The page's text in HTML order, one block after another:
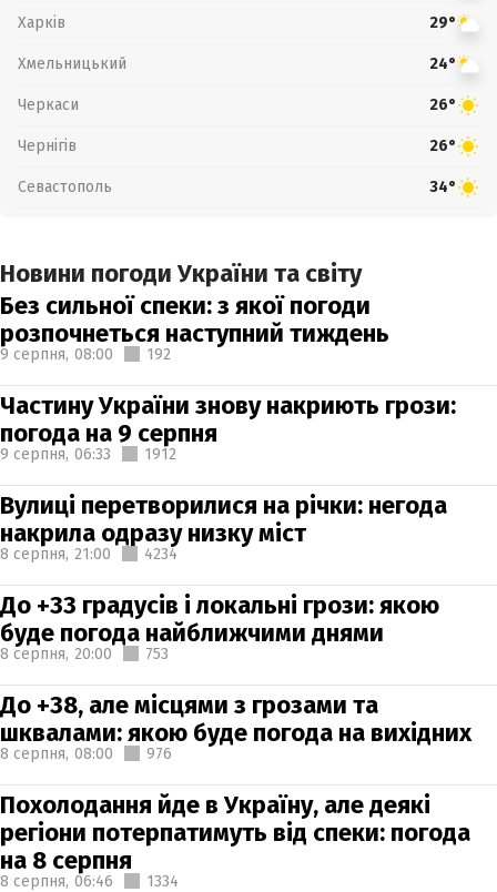
Харків 29°
Хмельницький 24°
Черкаси 26°
Чернігів 26°
Севастополь 34°
Новини погоди України та світу
Без сильної спеки: з якої погоди
розпочнеться наступний тиждень
9 серпня, 08:00 192
Частину України знову накриють грози:
погода на 9 серпня
9 серпня, 06:33 1912
Вулиці перетворилися на річки: негода
накрила одразу низку міст
8 серпня, 21:00 4234
До +33 градусів і локальні грози: якою
буде погода найближчими днями
8 серпня, 20:00 753
До +38, але місцями з грозами та
шквалами: якою буде погода на вихідних
8 серпня, 08:00 976
Похолодання йде в Україну, але деякі
регіони потерпатимуть від спеки: погода
на 8 серпня
8 серпня, 06:46 1334